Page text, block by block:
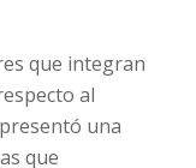
que integran
al
una
que